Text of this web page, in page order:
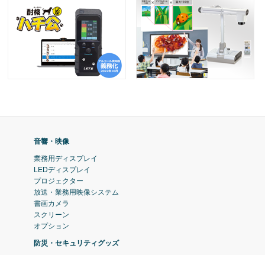
音響・映像
業務用ディスプレイ
LEDディスプレイ
プロジェクター
放送・業務用映像システム
書画カメラ
スクリーン
オプション
防災・セキュリティグッズ